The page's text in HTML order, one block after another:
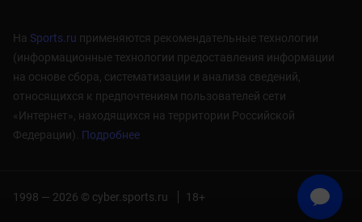
На Sports.ru применяются рекомендательные технологии
(информационные технологии предоставления информации
на основе сбора, систематизации и анализа сведений,
относящихся к предпочтениям пользователей сети
«Интернет», находящихся на территории Российской
Федерации). Подробнее
1998 — 2026 © cyber.sports.ru 18+